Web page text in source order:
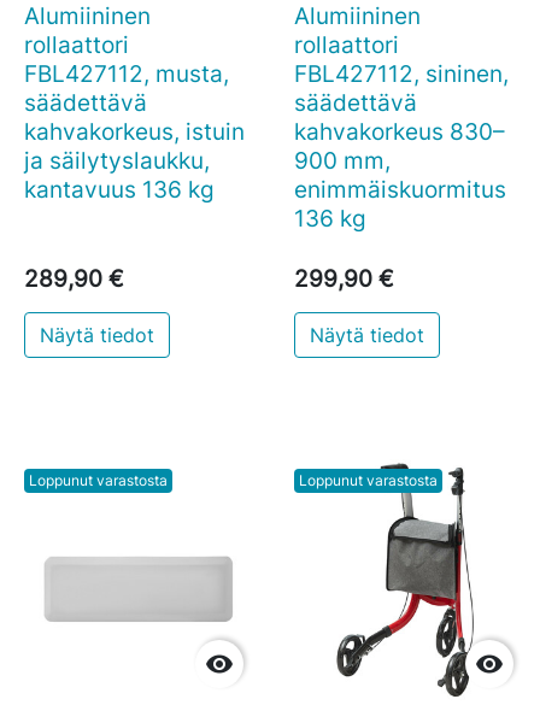
Alumiininen
rollaattori
FBL427112, musta,
säädettävä
kahvakorkeus, istuin
ja säilytyslaukku,
kantavuus 136 kg
289,90 €
Näytä tiedot
Alumiininen
rollaattori
FBL427112, sininen,
säädettävä
kahvakorkeus 830–
900 mm,
enimmäiskuormitus
136 kg
299,90 €
Näytä tiedot
Loppunut varastosta

Loppunut varastosta
